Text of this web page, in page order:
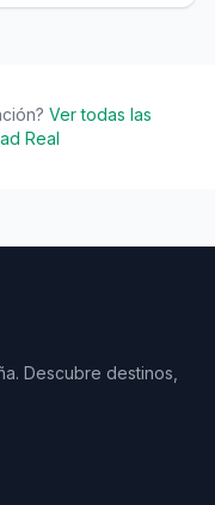
Ver todas las
Real
Descubre destinos,